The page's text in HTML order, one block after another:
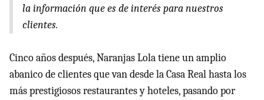
la información que es de interés para nuestros
clientes.
Cinco años después, Naranjas Lola tiene un amplio
abanico de clientes que van desde la Casa Real hasta los
más prestigiosos restaurantes y hoteles, pasando por